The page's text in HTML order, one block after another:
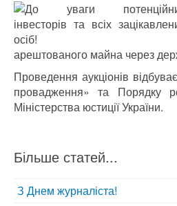
арештованого майна через
Проведення аукціонів
провадження» та Порядку
Міністерства юстиції України.
Більше статей...
З Днем журналіста!